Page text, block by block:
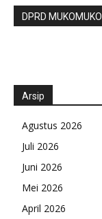
DPRD MUKOMUKO
Arsip
Agustus 2026
Juli 2026
Juni 2026
Mei 2026
April 2026